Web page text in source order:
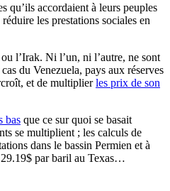
qu’ils accordaient à leurs peuples
les prestations sociales en
l’Irak. Ni l’un, ni l’autre, ne sont
du Venezuela, pays aux réserves
et de multiplierles prix de son
bas que ce sur quoi se basait
se multiplient ; les calculs de
dans le bassin Permien et à
29.19$ par baril au Texas…